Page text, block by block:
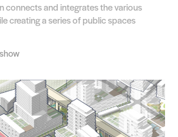
connects and integrates the various
creating a series of public spaces